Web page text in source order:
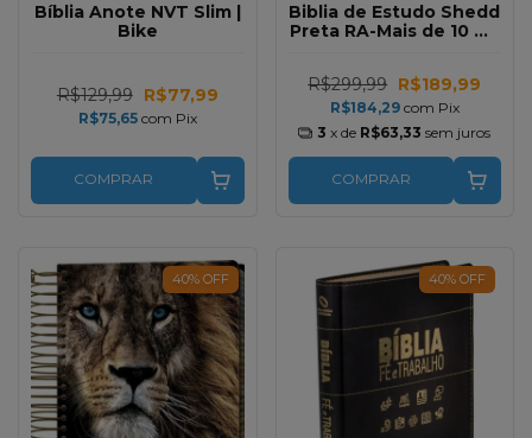
Bíblia Anote NVT Slim |
Bike
R$129,99 R$77,99
R$75,65 com Pix
COMPRAR
Biblia de Estudo Shedd
Preta RA-Mais de 10 mil
R$299,99 R$189,99
R$184,29 com Pix
3 x de R$63,33 sem juros
COMPRAR
40% OFF 40% OFF